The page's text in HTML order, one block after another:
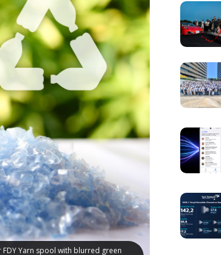
Yarn spool with blurred green